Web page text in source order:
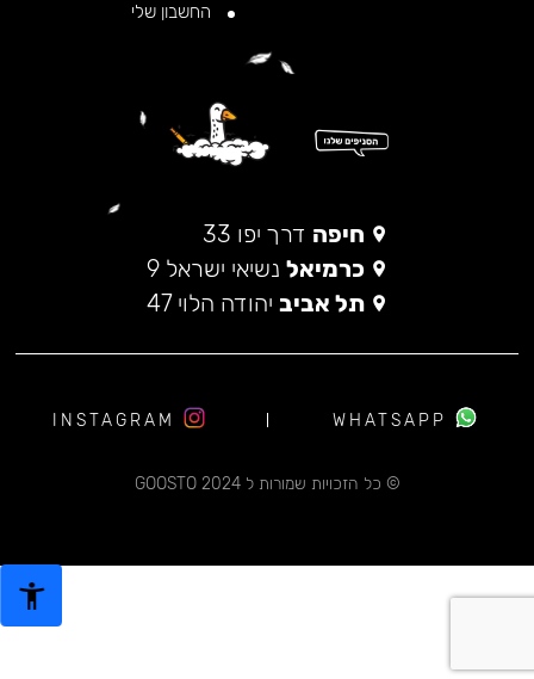
החשבון שלי
חיפה דרך יפו 33
כרמיאל נשיאי ישראל 9
תל אביב יהודה הלוי 47
© כל הזכויות שמורות ל 2024 GOOSTO
WHATSAPP
INSTAGRAM